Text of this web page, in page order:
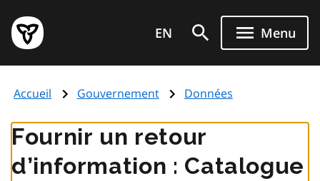
au
contenu
principal
Page
d'accueil
de
EN Menu
Accueil Gouvernement Données
Fournir un retour
d’information : Catalogue